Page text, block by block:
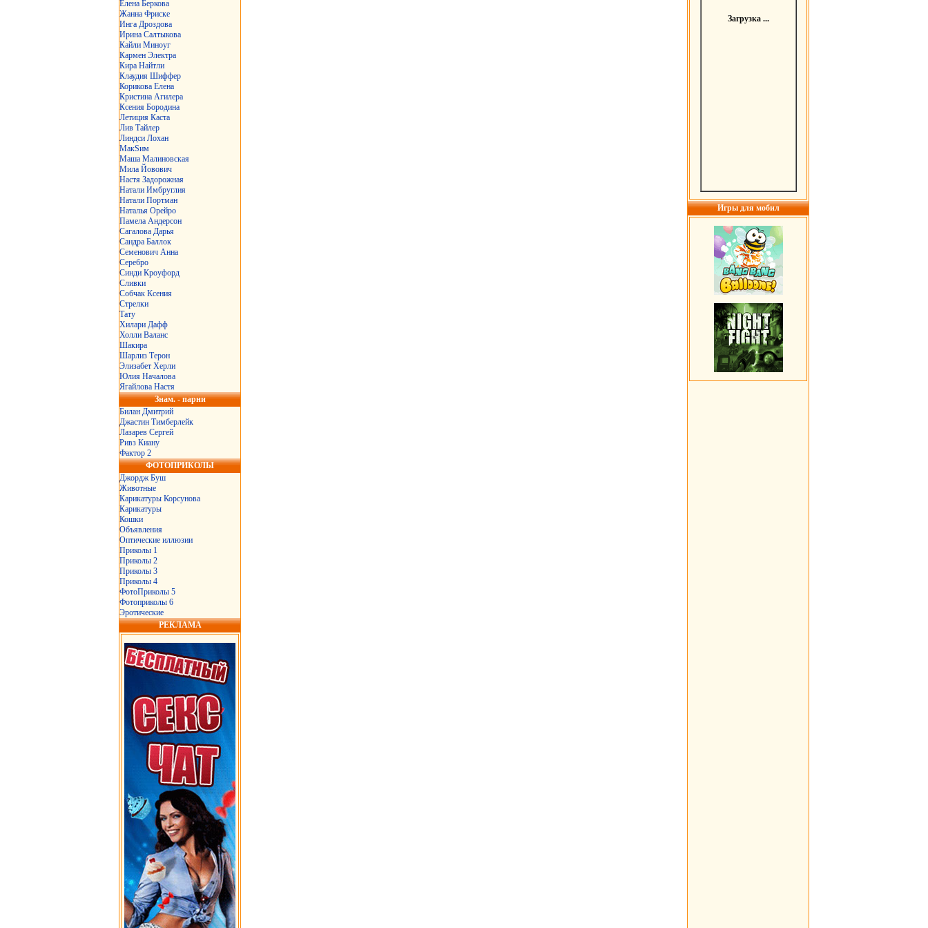
Елена Беркова
Жанна Фриске
Инга Дроздова
Ирина Салтыкова
Кайли Миноуг
Кармен Электра
Кира Найтли
Клаудия Шиффер
Корикова Елена
Кристина Агилера
Ксения Бородина
Летиция Каста
Лив Тайлер
Линдси Лохан
МакSим
Маша Малиновская
Мила Йовович
Настя Задорожная
Натали Имбруглия
Натали Портман
Наталья Орейро
Памела Андерсон
Сагалова Дарья
Сандра Баллок
Семенович Анна
Серебро
Синди Кроуфорд
Сливки
Собчак Ксения
Стрелки
Тату
Хилари Дафф
Холли Валанс
Шакира
Шарлиз Терон
Элизабет Херли
Юлия Началова
Ягайлова Настя
Знам. - парни
Билан Дмитрий
Джастин Тимберлейк
Лазарев Сергей
Ривз Киану
Фактор 2
ФОТОПРИКОЛЫ
Джордж Буш
Животные
Карикатуры Корсунова
Карикатуры
Кошки
Объявления
Оптические иллюзии
Приколы 1
Приколы 2
Приколы 3
Приколы 4
ФотоПриколы 5
Фотоприколы 6
Эротические
РЕКЛАМА
Загрузка ...
Игры для мобил